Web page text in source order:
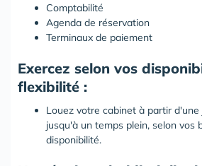
Comptabilité
Agenda de réservation
Terminaux de paiement
Exercez selon vos
flexibilité :
Louez votre cabinet à partir
jusqu'à un temps plein, selon vos
disponibilité.